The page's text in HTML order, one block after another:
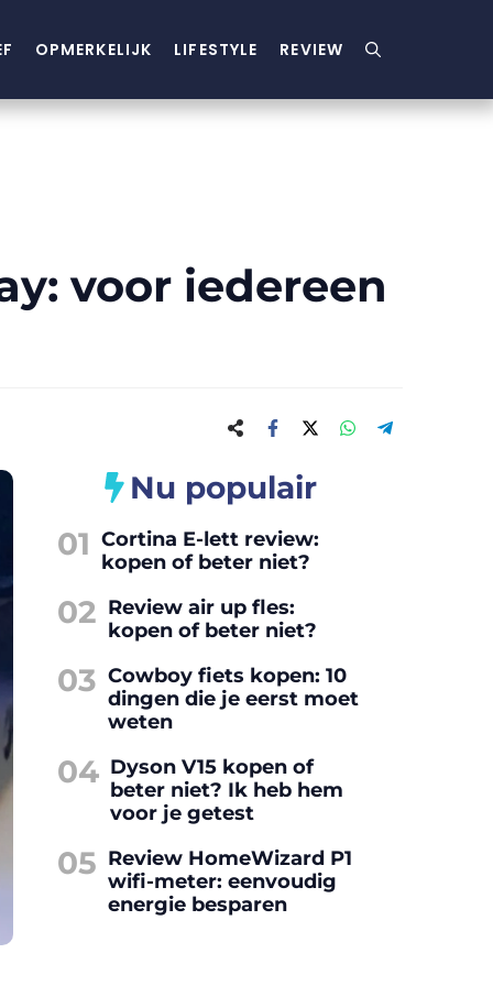
OPMERKELIJK LIFESTYLE REVIEW
voor iedereen
Nu populair
01 Cortina E-lett review:
kopen of beter niet?
02 Review air up fles:
kopen of beter niet?
03 Cowboy fiets kopen: 10
dingen die je eerst moet
weten
04 Dyson V15 kopen of
beter niet? Ik heb hem
voor je getest
05 Review HomeWizard P1
wifi-meter: eenvoudig
energie besparen